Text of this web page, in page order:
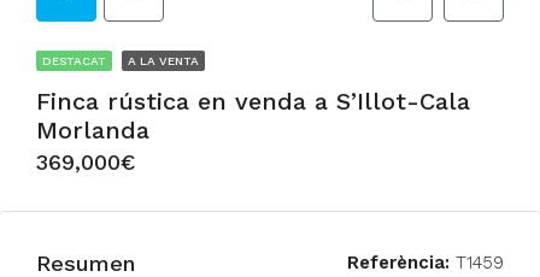
DESTACAT A LA VENTA
Finca rústica en venda a S’Illot-Cala
Morlanda
369,000€
Resumen Referència: T1459